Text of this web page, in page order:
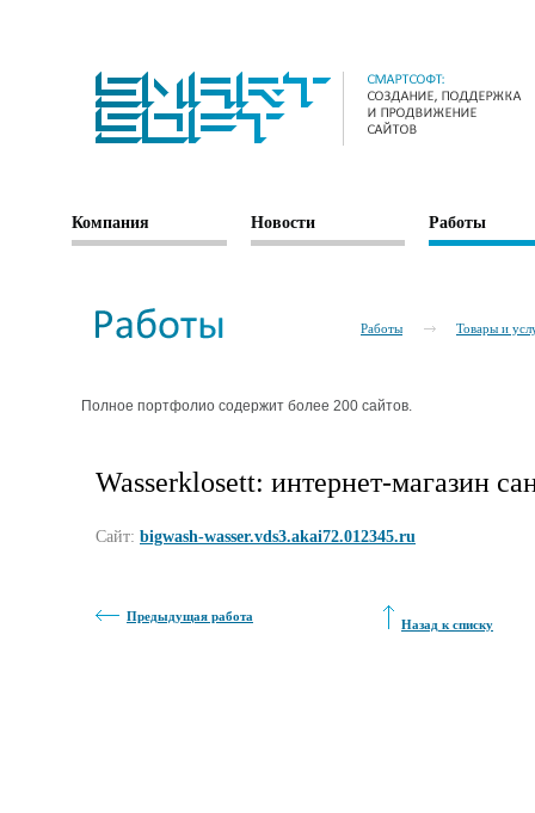
Компания Новости Работы
Работы Товары и
Полное портфолио содержит более 200 сайтов.
Wasserklosett: интернет-магазин
Сайт: bigwash-wasser.vds3.akai72.012345.ru
Предыдущая работа
Назад к списку